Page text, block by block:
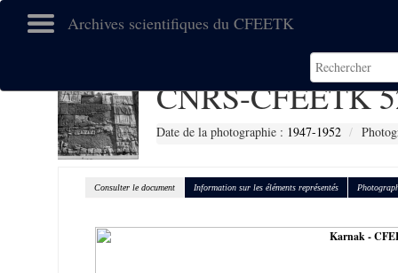
Archives scientifiques du CFEETK
CNRS-CFEETK
Date de la photographie : 1947-1952
Consulter le document Information sur les éléments représentés